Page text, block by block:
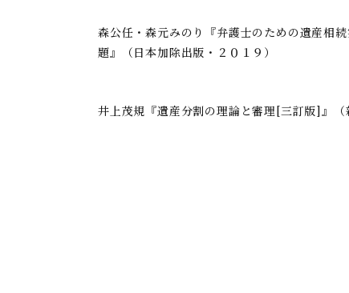
森公任・森元みのり『弁護士のための遺産相
題』（日本加除出版・２０１９）
井上茂規『遺産分割の理論と審理[三訂版]』（